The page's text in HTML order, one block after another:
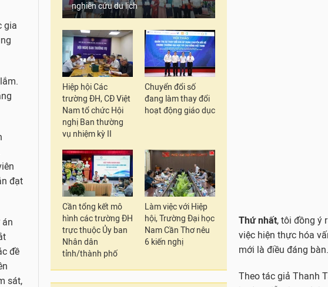
gia
đạt
án
đề
sát,
nghiên cứu du lịch
Hiệp hội Các
trường ĐH, CĐ Việt
Nam tổ chức Hội
nghị Ban thường
vụ nhiệm kỳ II
Chuyển đổi số
đang làm thay đổi
hoạt động giáo dục
Cần tổng kết mô
hình các trường ĐH
trực thuộc Ủy ban
Nhân dân
tỉnh/thành phố
Làm việc với Hiệp
hội, Trường Đại học
Nam Cần Thơ nêu
6 kiến nghị
chúng ta đang đổi
Về lí thuyết, tác giả
thầy làm thay trò,